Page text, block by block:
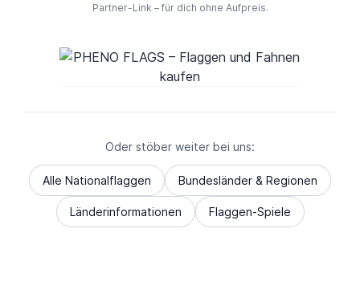
Partner-Link – für dich ohne Aufpreis.
Oder stöber weiter bei uns:
Alle Nationalflaggen Bundesländer & Regionen
Länderinformationen Flaggen-Spiele